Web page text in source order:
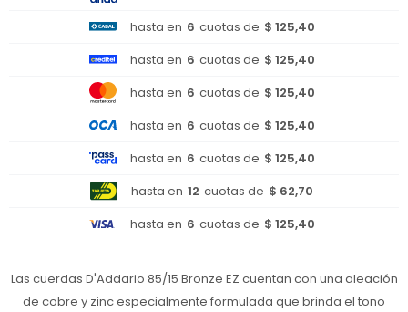
hasta en 6 cuotas de $ 125,40
hasta en 6 cuotas de $ 125,40
hasta en 6 cuotas de $ 125,40
hasta en 6 cuotas de $ 125,40
hasta en 6 cuotas de $ 125,40
hasta en 12 cuotas de $ 62,70
hasta en 6 cuotas de $ 125,40
Las cuerdas D'Addario 85/15 Bronze EZ cuentan con una aleación
de cobre y zinc especialmente formulada que brinda el tono